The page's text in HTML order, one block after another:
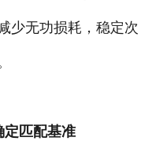
少无功损耗，稳定次
定匹配基准